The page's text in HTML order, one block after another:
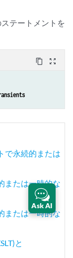
テートメントを
content_copy zoom_out_map
で永続的または
または一時的な
または一時的な
と
Ask AI